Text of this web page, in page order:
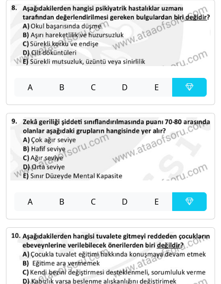
A B C D E
A B C D E